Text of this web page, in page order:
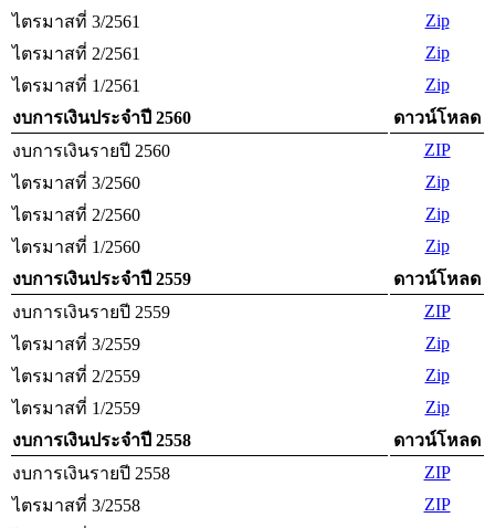
ไตรมาสที่ 3/2561
Zip
ไตรมาสที่ 2/2561
Zip
ไตรมาสที่ 1/2561
Zip
งบการเงินประจำปี 2560
ดาวน์โหลด
งบการเงินรายปี 2560
ZIP
ไตรมาสที่ 3/2560
Zip
ไตรมาสที่ 2/2560
Zip
ไตรมาสที่ 1/2560
Zip
งบการเงินประจำปี 2559
ดาวน์โหลด
งบการเงินรายปี 2559
ZIP
ไตรมาสที่ 3/2559
Zip
ไตรมาสที่ 2/2559
Zip
ไตรมาสที่ 1/2559
Zip
งบการเงินประจำปี 2558
ดาวน์โหลด
งบการเงินรายปี 2558
ZIP
ไตรมาสที่ 3/2558
ZIP